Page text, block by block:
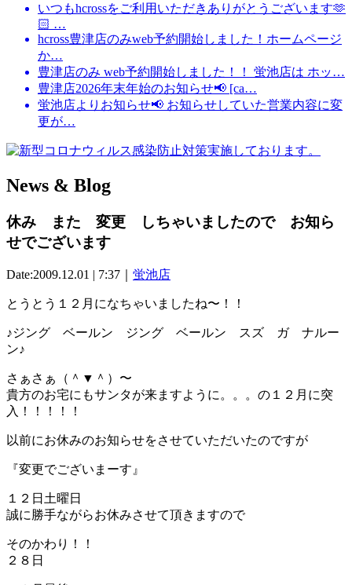
いつもhcrossをご利用いただきありがとうございます🫶
🏻 …
hcross豊津店のみweb予約開始しました！ホームページ
か…
豊津店のみ web予約開始しました！！ 蛍池店は ホッ…
豊津店2026年末年始のお知らせ📢 [ca…
蛍池店よりお知らせ📢 お知らせしていた営業内容に変
更が…
News & Blog
休み また 変更 しちゃいましたので お知ら
せでございます
Date:2009.12.01 | 7:37｜ 蛍池店
とうとう１２月になちゃいましたね〜！！
♪ジング ベールン ジング ベールン スズ ガ ナルー
ン♪
さぁさぁ（＾▼＾）〜
貴方のお宅にもサンタが来ますように。。。の１２月に突
入！！！！！
以前にお休みのお知らせをさせていただいたのですが
『変更でございまーす』
１２日土曜日
誠に勝手ながらお休みさせて頂きますので
そのかわり！！
２８日